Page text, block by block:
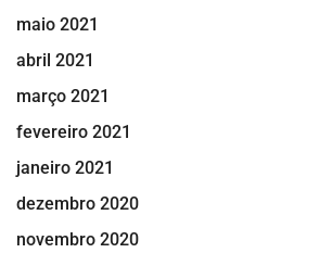
maio 2021
abril 2021
março 2021
fevereiro 2021
janeiro 2021
dezembro 2020
novembro 2020